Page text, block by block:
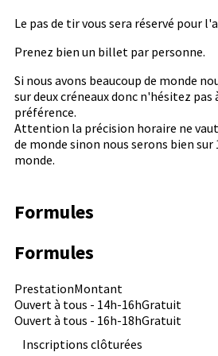
Le pas de tir vous sera réservé pour
Prenez bien un billet par personne.
Si nous avons beaucoup de monde
sur deux créneaux donc n'hésitez pas
préférence.
Attention la précision horaire ne
de monde sinon nous serons bien
monde.
Formules
Formules
PrestationMontant
Ouvert à tous - 14h-16hGratuit
Ouvert à tous - 16h-18hGratuit
Inscriptions clôturées